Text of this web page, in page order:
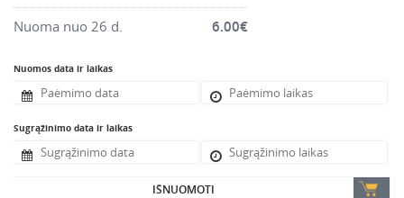
Nuoma nuo 26 d. 6.00€
Nuomos data ir laikas
Sugrąžinimo data ir laikas
IŠNUOMOTI